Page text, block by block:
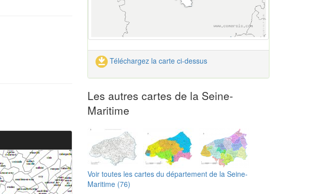
Téléchargez la carte ci-dessus
Les autres cartes de la Seine-
Maritime
Voir toutes les cartes du département de la Seine-
Maritime (76)